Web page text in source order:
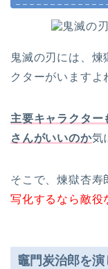
鬼滅の刃には、煉
クターがいますよ
主要キャラクター
さんがいいのか気
そこで、煉獄杏寿
写化するなら敵役
竈門炭治郎を